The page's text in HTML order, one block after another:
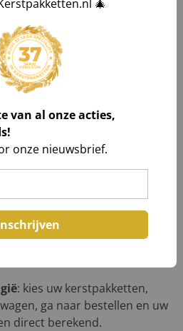
uw bestelling bij levering
van de chauffeur
en maak foto's,
chauffeur,
na volledig akkoord.
op één afleveradres.
: neem
: kies uw kerstpakketten,
ga naar bestellen en uw
direct berekend.
🎄
van al onze acties,
onze nieuwsbrief.